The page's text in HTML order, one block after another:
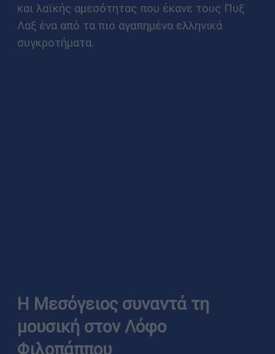
και λαϊκής αμεσότητας που έκανε τους Πυξ
Λαξ ένα από τα πιο αγαπημένα ελληνικά
συγκροτήματα.
Η Μεσόγειος συναντά τη
μουσική στον Λόφο
Φιλοπάππου